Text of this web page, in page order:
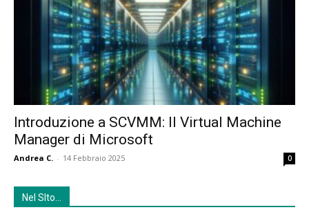
Introduzione a SCVMM: Il Virtual Machine
Manager di Microsoft
Andrea C. - 14 Febbraio 2025 0
Nel SIto…